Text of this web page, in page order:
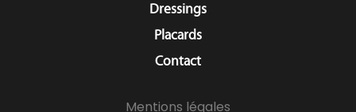
Dressings
Placards
Contact
Mentions légales